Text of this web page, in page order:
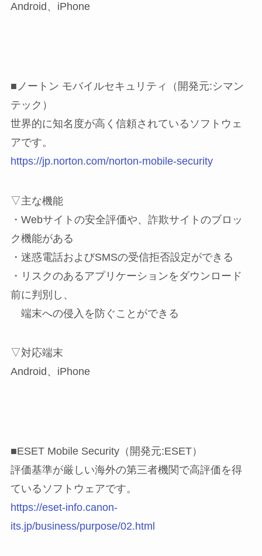
Android、iPhone
■ノートン モバイルセキュリティ（開発元:シマン
テック）
世界的に知名度が高く信頼されているソフトウェ
アです。
https://jp.norton.com/norton-mobile-security
▽主な機能
・Webサイトの安全評価や、詐欺サイトのブロッ
ク機能がある
・迷惑電話およびSMSの受信拒否設定ができる
・リスクのあるアプリケーションをダウンロード
前に判別し、
端末への侵入を防ぐことができる
▽対応端末
Android、iPhone
■ESET Mobile Security（開発元:ESET）
評価基準が厳しい海外の第三者機関で高評価を得
ているソフトウェアです。
https://eset-info.canon-
its.jp/business/purpose/02.html